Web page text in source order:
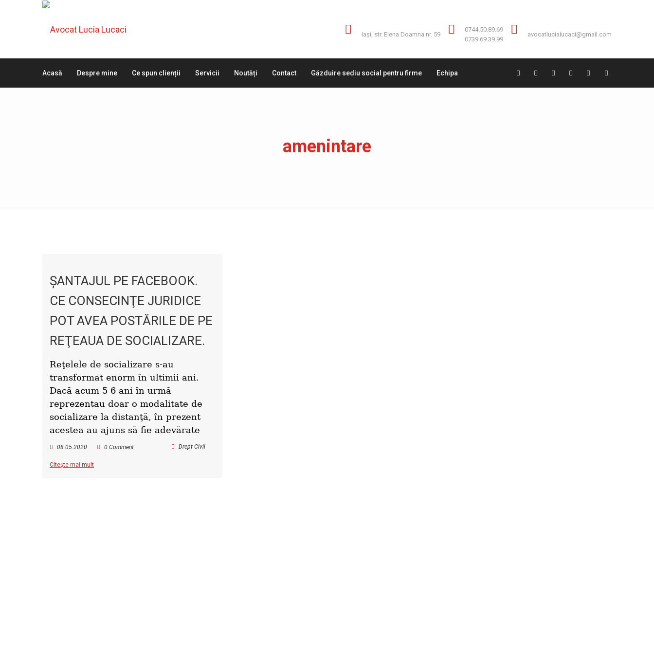
Iaşi, str. Elena Doamna nr. 59
0744.50.89.69
0739.69.39.99
avocatlucialucaci@gmail.com
Acasă Despre mine Ce spun clienții Servicii Noutăți Contact Găzduire sediu social pentru firme Echipa
amenintare
ŞANTAJUL PE FACEBOOK.
CE CONSECINŢE JURIDICE
POT AVEA POSTĂRILE DE PE
REŢEAUA DE SOCIALIZARE.
Reţelele de socializare s-au
transformat enorm în ultimii ani.
Dacă acum 5-6 ani în urmă
reprezentau doar o modalitate de
socializare la distanţă, în prezent
acestea au ajuns să fie adevărate
08.05.2020 Drept Civil
0 Comment
Citește mai mult